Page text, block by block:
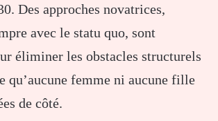
Des approches novatrices,
avec le statu quo, sont
éliminer les obstacles structurels
qu’aucune femme ni aucune fille
de côté.